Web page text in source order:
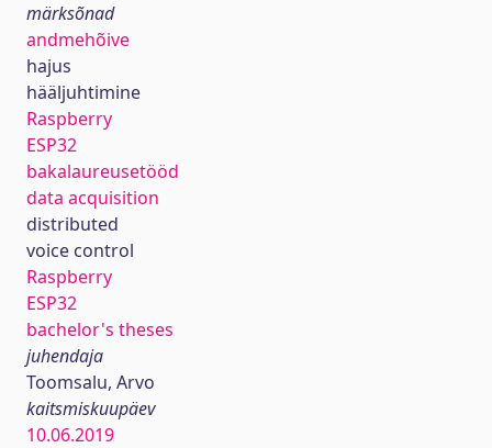
märksõnad
andmehõive
hajus
hääljuhtimine
Raspberry
ESP32
bakalaureusetööd
data acquisition
distributed
voice control
Raspberry
ESP32
bachelor's theses
juhendaja
Toomsalu, Arvo
kaitsmiskuupäev
10.06.2019